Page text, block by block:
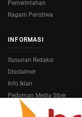
Pemerintahan
Ragam Peristiwa
INFORMASI
Susunan Redaksi
Disclaimer
Info Iklan
Pedoman Media Siber